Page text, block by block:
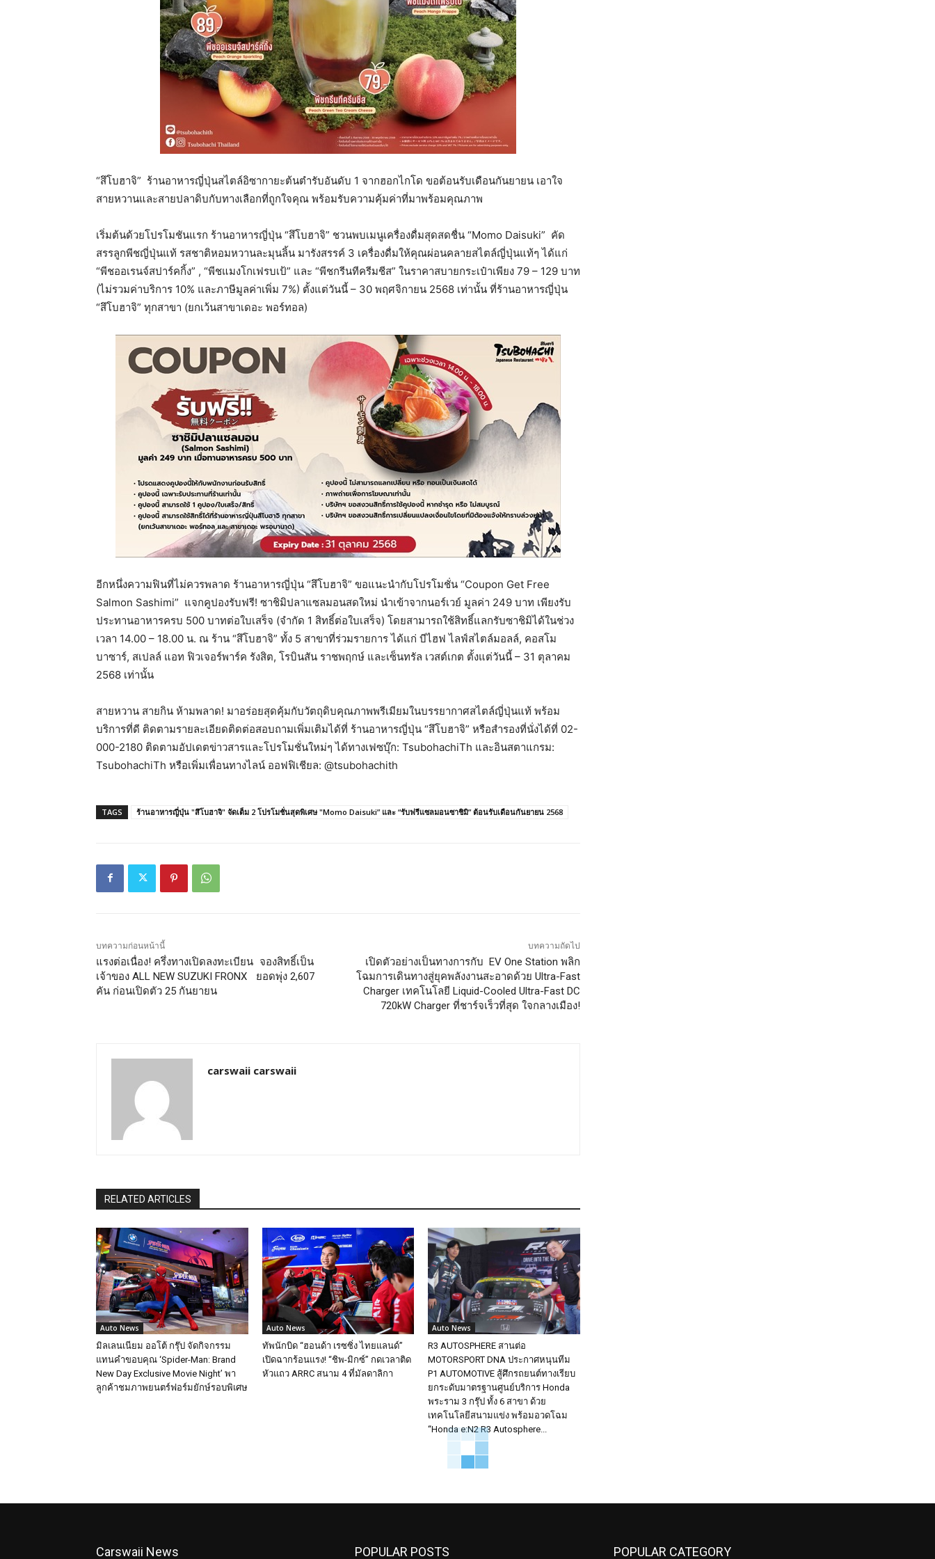
“สึโบฮาจิ” ร้านอาหารญี่ปุ่นสไตล์อิซากายะต้นตำรับอันดับ 1 จากฮอกไกโด ขอต้อนรับเดือนกันยายน เอาใจ
สายหวานและสายปลาดิบกับทางเลือกที่ถูกใจคุณ พร้อมรับความคุ้มค่าที่มาพร้อมคุณภาพ
เริ่มต้นด้วยโปรโมชันแรก ร้านอาหารญี่ปุ่น “สึโบฮาจิ” ชวนพบเมนูเครื่องดื่มสุดสดชื่น “Momo Daisuki” คัด
สรรลูกพีชญี่ปุ่นแท้ รสชาติหอมหวานละมุนลิ้น มารังสรรค์ 3 เครื่องดื่มให้คุณผ่อนคลายสไตล์ญี่ปุ่นแท้ๆ ได้แก่
“พีชออเรนจ์สปาร์คกิ้ง” , “พีชแมงโกเฟรบเป้” และ “พีชกรีนทีครีมชีส” ในราคาสบายกระเป๋าเพียง 79 – 129 บาท
(ไม่รวมค่าบริการ 10% และภาษีมูลค่าเพิ่ม 7%) ตั้งแต่วันนี้ – 30 พฤศจิกายน 2568 เท่านั้น ที่ร้านอาหารญี่ปุ่น
“สึโบฮาจิ” ทุกสาขา (ยกเว้นสาขาเดอะ พอร์ทอล)
อีกหนึ่งความฟินที่ไม่ควรพลาด ร้านอาหารญี่ปุ่น “สึโบฮาจิ” ขอแนะนำกับโปรโมชั่น “Coupon Get Free
Salmon Sashimi” แจกคูปองรับฟรี! ซาชิมิปลาแซลมอนสดใหม่ นำเข้าจากนอร์เวย์ มูลค่า 249 บาท เพียงรับ
ประทานอาหารครบ 500 บาทต่อใบเสร็จ (จำกัด 1 สิทธิ์ต่อใบเสร็จ) โดยสามารถใช้สิทธิ์แลกรับซาชิมิได้ในช่วง
เวลา 14.00 – 18.00 น. ณ ร้าน “สึโบฮาจิ” ทั้ง 5 สาขาที่ร่วมรายการ ได้แก่ บีไฮฟ ไลฟ์สไตล์มอลล์, คอสโม
บาซาร์, สเปลล์ แอท ฟิวเจอร์พาร์ค รังสิต, โรบินสัน ราชพฤกษ์ และเซ็นทรัล เวสต์เกต ตั้งแต่วันนี้ – 31 ตุลาคม
2568 เท่านั้น
สายหวาน สายกิน ห้ามพลาด! มาอร่อยสุดคุ้มกับวัตถุดิบคุณภาพพรีเมียมในบรรยากาศสไตล์ญี่ปุ่นแท้ พร้อม
บริการที่ดี ติดตามรายละเอียดติดต่อสอบถามเพิ่มเติมได้ที่ ร้านอาหารญี่ปุ่น “สึโบฮาจิ” หรือสำรองที่นั่งได้ที่ 02-
000-2180 ติดตามอัปเดตข่าวสารและโปรโมชั่นใหม่ๆ ได้ทางเฟซบุ๊ก: TsubohachiTh และอินสตาแกรม:
TsubohachiTh หรือเพิ่มเพื่อนทางไลน์ ออฟฟิเชียล: @tsubohachith
TAGS ร้านอาหารญี่ปุ่น "สึโบฮาจิ" จัดเต็ม 2 โปรโมชั่นสุดพิเศษ "Momo Daisuki” และ “รับฟรีแซลมอนซาชิมิ” ต้อนรับเดือนกันยายน 2568
บทความก่อนหน้านี้
แรงต่อเนื่อง! ครึ่งทางเปิดลงทะเบียน จองสิทธิ์เป็น
เจ้าของ ALL NEW SUZUKI FRONX ยอดพุ่ง 2,607
คัน ก่อนเปิดตัว 25 กันยายน
บทความถัดไป
เปิดตัวอย่างเป็นทางการกับ EV One Station พลิก
โฉมการเดินทางสู่ยุคพลังงานสะอาดด้วย Ultra-Fast
Charger เทคโนโลยี Liquid-Cooled Ultra-Fast DC
720kW Charger ที่ชาร์จเร็วที่สุด ใจกลางเมือง!
carswaii carswaii
RELATED ARTICLES
Auto News
มิลเลนเนียม ออโต้ กรุ๊ป จัดกิจกรรม
แทนคำขอบคุณ ‘Spider-Man: Brand
New Day Exclusive Movie Night’ พา
ลูกค้าชมภาพยนตร์ฟอร์มยักษ์รอบพิเศษ
Auto News
ทัพนักบิด “ฮอนด้า เรซซิ่ง ไทยแลนด์”
เปิดฉากร้อนแรง! “ชิพ-มิกซ์” กดเวลาติด
หัวแถว ARRC สนาม 4 ที่มัลดาลิกา
Auto News
R3 AUTOSPHERE สานต่อ
MOTORSPORT DNA ประกาศหนุนทีม
P1 AUTOMOTIVE สู้ศึกรถยนต์ทางเรียบ
ยกระดับมาตรฐานศูนย์บริการ Honda
พระราม 3 กรุ๊ป ทั้ง 6 สาขา ด้วย
เทคโนโลยีสนามแข่ง พร้อมอวดโฉม
“Honda e:N2 R3 Autosphere...
Carswaii News POPULAR POSTS POPULAR CATEGORY